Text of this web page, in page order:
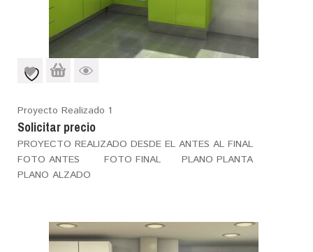
Proyecto Realizado 1
Solicitar precio
PROYECTO REALIZADO DESDE EL ANTES AL FINAL
FOTO ANTES FOTO FINAL PLANO PLANTA
PLANO ALZADO